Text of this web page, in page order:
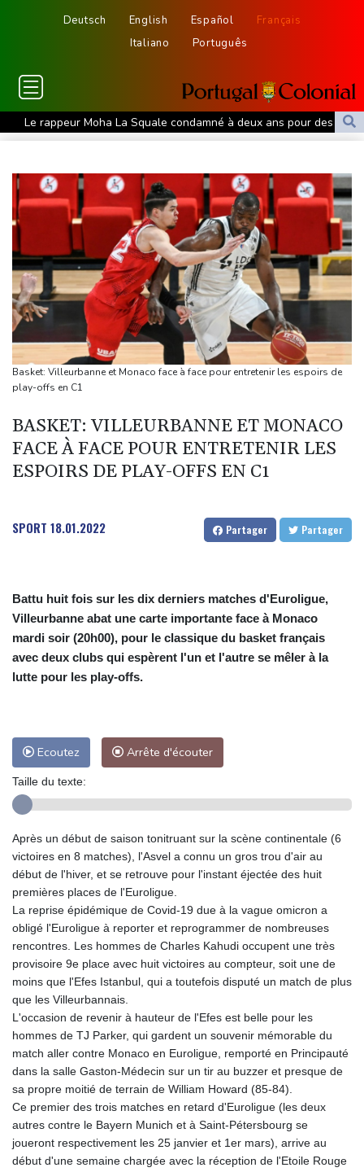
Deutsch English Español
Français
Italiano
Português
Le rappeur Moha La Squale condamné à deux ans pour des
violences sur deux femmes
répit le narcoterrorisme"
La justice bloque à nouveau la salle de bal de Trump, qui va
saisir la Cour suprême
De la Espriella, un millionnaire pro-Trump à la présidence de la
Colombie
Colombie: le président Abelardo de la Espriella soutenu par
Trump, entre en fonctions
Au Porge, sinistré par le mégafeu, une soirée de solidarité avec
les commerçants
Les Bourses mondiales touchent des sommets après l'emploi
américain
Yémen: nouvelles attaques meurtrières des rebelles houthis
dans une région pétrolifère
records
Basket: Villeurbanne et Monaco face à face pour entretenir les espoirs de
play-offs en C1
BASKET: VILLEURBANNE ET MONACO
FACE À FACE POUR ENTRETENIR LES
ESPOIRS DE PLAY-OFFS EN C1
SPORT 18.01.2022 Partager Partager
Battu huit fois sur les dix derniers matches d'Euroligue,
Villeurbanne abat une carte importante face à Monaco
mardi soir (20h00), pour le classique du basket français
avec deux clubs qui espèrent l'un et l'autre se mêler à la
lutte pour les play-offs.
Ecoutez Arrête d'écouter
Taille du texte:
Après un début de saison tonitruant sur la scène continentale (6
victoires en 8 matches), l'Asvel a connu un gros trou d'air au
début de l'hiver, et se retrouve pour l'instant éjectée des huit
premières places de l'Euroligue.
La reprise épidémique de Covid-19 due à la vague omicron a
obligé l'Euroligue à reporter et reprogrammer de nombreuses
rencontres. Les hommes de Charles Kahudi occupent une très
provisoire 9e place avec huit victoires au compteur, soit une de
moins que l'Efes Istanbul, qui a toutefois disputé un match de plus
que les Villeurbannais.
L'occasion de revenir à hauteur de l'Efes est belle pour les
hommes de TJ Parker, qui gardent un souvenir mémorable du
match aller contre Monaco en Euroligue, remporté en Principauté
dans la salle Gaston-Médecin sur un tir au buzzer et presque de
sa propre moitié de terrain de William Howard (85-84).
Ce premier des trois matches en retard d'Euroligue (les deux
autres contre le Bayern Munich et à Saint-Pétersbourg se
joueront respectivement les 25 janvier et 1er mars), arrive au
début d'une semaine chargée avec la réception de l'Etoile Rouge